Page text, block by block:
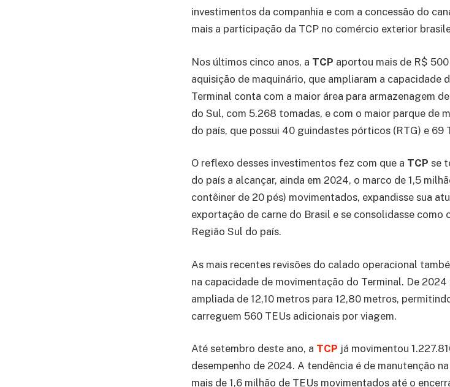
investimentos da companhia e com a concessão do
mais a participação da TCP no comércio exterior
Nos últimos cinco anos, a TCP aportou mais de R$
aquisição de maquinário, que ampliaram a capacidade
Terminal conta com a maior área para armazenagem
do Sul, com 5.268 tomadas, e com o maior parque de
do país, que possui 40 guindastes pórticos (RTG) e 69
O reflexo desses investimentos fez com que a TCP se
do país a alcançar, ainda em 2024, o marco de 1,5
contêiner de 20 pés) movimentados, expandisse sua
exportação de carne do Brasil e se consolidasse como
Região Sul do país.
As mais recentes revisões do calado operacional
na capacidade de movimentação do Terminal. De
ampliada de 12,10 metros para 12,80 metros,
carreguem 560 TEUs adicionais por viagem.
Até setembro deste ano, a TCP já movimentou
desempenho de 2024. A tendência é de manutenção
mais de 1,6 milhão de TEUs movimentados até o